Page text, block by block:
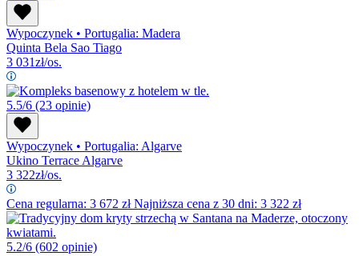
Wypoczynek • Portugalia: Madera
Quinta Bela Sao Tiago
3 031zł/os.
5.5/6 (23 opinie)
Wypoczynek • Portugalia: Algarve
Ukino Terrace Algarve
3 322zł/os.
Cena regularna: 3 672 złNajniższa cena z 30 dni: 3 322 zł
5.2/6 (602 opinie)